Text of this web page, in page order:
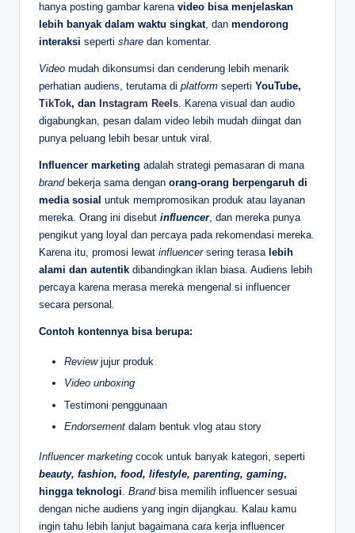
hanya posting gambar karena video bisa menjelaskan
lebih banyak dalam waktu singkat, dan mendorong
interaksi seperti share dan komentar.
Video mudah dikonsumsi dan cenderung lebih menarik
perhatian audiens, terutama di platform seperti YouTube,
TikTok, dan Instagram Reels. Karena visual dan audio
digabungkan, pesan dalam video lebih mudah diingat dan
punya peluang lebih besar untuk viral.
Influencer marketing adalah strategi pemasaran di mana
brand bekerja sama dengan orang-orang berpengaruh di
media sosial untuk mempromosikan produk atau layanan
mereka. Orang ini disebut influencer, dan mereka punya
pengikut yang loyal dan percaya pada rekomendasi mereka.
Karena itu, promosi lewat influencer sering terasa lebih
alami dan autentik dibandingkan iklan biasa. Audiens lebih
percaya karena merasa mereka mengenal si influencer
secara personal.
Contoh kontennya bisa berupa:
Review jujur produk
Video unboxing
Testimoni penggunaan
Endorsement dalam bentuk vlog atau story
Influencer marketing cocok untuk banyak kategori, seperti
beauty, fashion, food, lifestyle, parenting, gaming,
hingga teknologi Brand bisa memilih influencer sesuai
dengan niche audiens yang ingin dijangkau. Kalau kamu
ingin tahu lebih lanjut bagaimana cara kerja influencer